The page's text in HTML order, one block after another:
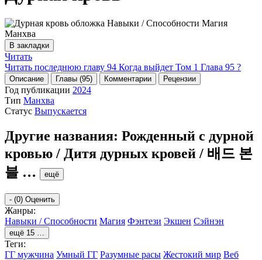
В закладки
Читать
Читать последнюю главу 94 Когда выйдет Том 1 Глава 95 ?
Описание Главы (95) Комментарии Рецензии
Год публикации 2024
Тип Манхва
Статус Выпускается
Другие названия: Рожденный с дурной
кровью / Дитя дурных кровей / 배드 본
블 … ещё
- (0) Оценить
Жанры:
Навыки / Способности Магия Фэнтези Экшен Сэйнэн
ещё 15 …
Теги:
ГГ мужчина Умный ГГ Разумные расы Жестокий мир Веб